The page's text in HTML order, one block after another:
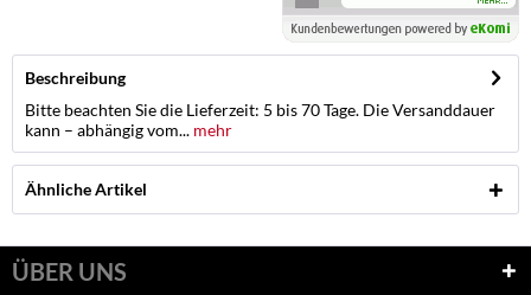
Beschreibung
Bitte beachten Sie die Lieferzeit: 5 bis 70 Tage. Die Versanddauer
kann – abhängig vom... mehr
Ähnliche Artikel
ÜBER UNS